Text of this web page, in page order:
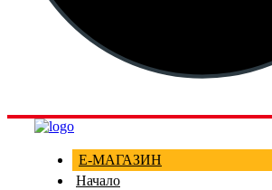
Е-МАГАЗИН
Начало